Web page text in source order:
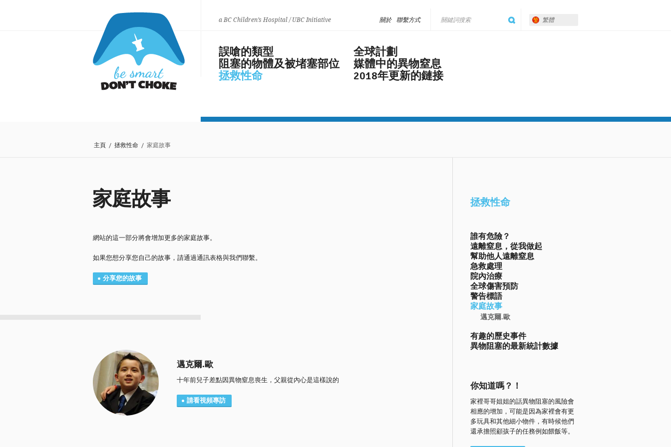
a BC Children’s Hospital / UBC Initiative 繁體
聯繫方式
關於
誤嗆的類型
阻塞的物體及被堵塞部位
拯救性命
全球計劃
媒體中的異物窒息
2018年更新的鏈接
主頁 / 拯救性命 / 家庭故事
家庭故事
網站的這一部分將會增加更多的家庭故事。
如果您想分享您自己的故事，請通過通訊表格與我們聯繫。
分享您的故事
邁克爾.歐
十年前兒子差點因異物窒息喪生，父親從內心是這樣說的
請看視頻專訪
拯救性命
誰有危險？
遠離窒息，從我做起
幫助他人遠離窒息
急救處理
院內治療
全球傷害預防
警告標語
家庭故事
邁克爾.歐
有趣的歷史事件
異物阻塞的最新統計數據
你知道嗎？！
家裡哥哥姐姐的話異物阻塞的風險會
相應的增加，可能是因為家裡會有更
多玩具和其他細小物件，有時候他們
還承擔照顧孩子的任務例如餵飯等。